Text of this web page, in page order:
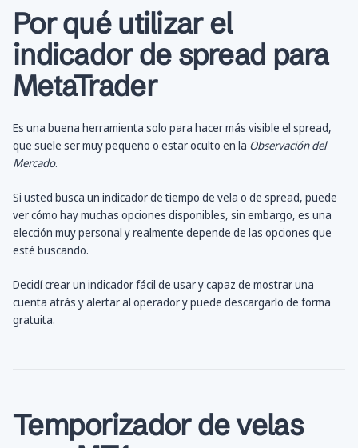
Por qué utilizar el
indicador de spread para
MetaTrader
Es una buena herramienta solo para hacer más visible el spread,
que suele ser muy pequeño o estar oculto en la Observación del
Mercado.
Si usted busca un indicador de tiempo de vela o de spread, puede
ver cómo hay muchas opciones disponibles, sin embargo, es una
elección muy personal y realmente depende de las opciones que
esté buscando.
Decidí crear un indicador fácil de usar y capaz de mostrar una
cuenta atrás y alertar al operador y puede descargarlo de forma
gratuita.
Temporizador de velas